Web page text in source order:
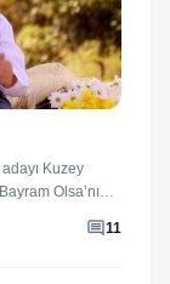
Kuzey
Olsa’nın
comment11